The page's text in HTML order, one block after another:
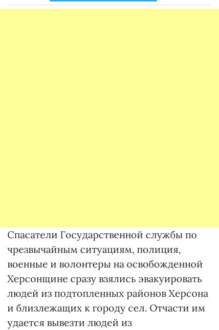
Спасатели Государственной службы по
чрезвычайным ситуациям, полиция,
военные и волонтеры на освобожденной
Херсонщине сразу взялись эвакуировать
людей из подтопленных районов Херсона
и близлежащих к городу сел. Отчасти им
удается вывезти людей из